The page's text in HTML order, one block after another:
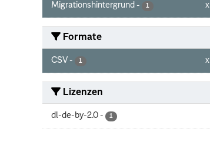
Migrationshintergrund - 1 x
Formate
CSV - 1 x
Lizenzen
dl-de-by-2.0 - 1